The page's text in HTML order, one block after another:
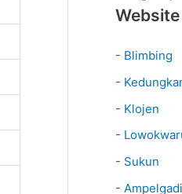
- Blimbing
-
- Klojen
-
- Sukun
-